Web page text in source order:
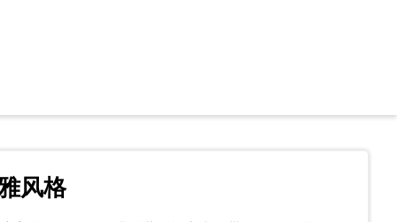
风格